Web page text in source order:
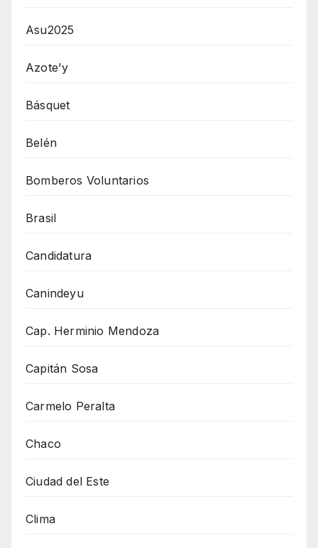
Asu2025
Azote'y
Básquet
Belén
Bomberos Voluntarios
Brasil
Candidatura
Canindeyu
Cap. Herminio Mendoza
Capitán Sosa
Carmelo Peralta
Chaco
Ciudad del Este
Clima